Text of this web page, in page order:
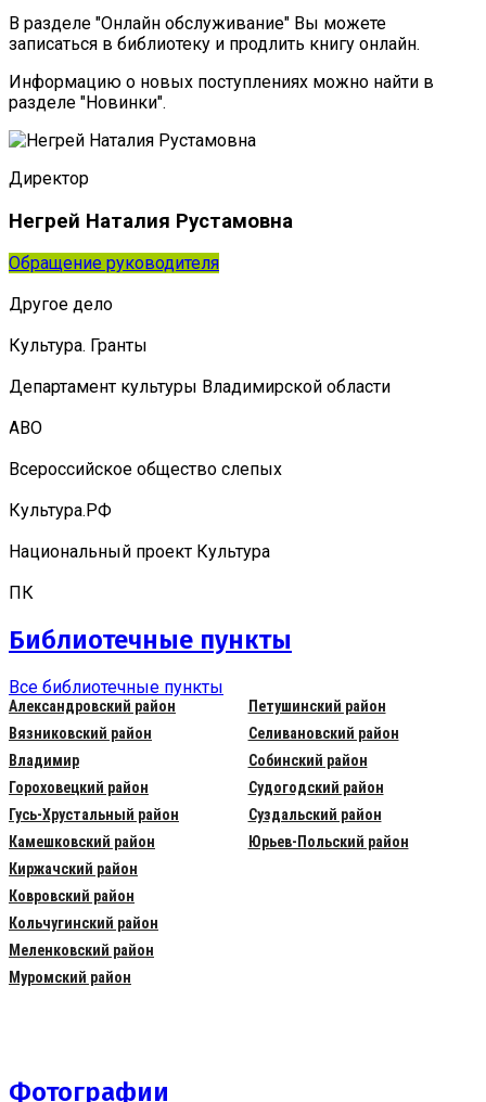
В разделе "Онлайн обслуживание" Вы можете
записаться в библиотеку и продлить книгу онлайн.
Информацию о новых поступлениях можно найти в
разделе "Новинки".
Директор
Негрей Наталия Рустамовна
Обращение руководителя
Другое дело
Культура. Гранты
Департамент культуры Владимирской области
АВО
Всероссийское общество слепых
Культура.РФ
Национальный проект Культура
ПК
Библиотечные пункты
Все библиотечные пункты
Александровский район
Вязниковский район
Владимир
Гороховецкий район
Гусь-Хрустальный район
Камешковский район
Киржачский район
Ковровский район
Кольчугинский район
Меленковский район
Муромский район
Петушинский район
Селивановский район
Собинский район
Судогодский район
Суздальский район
Юрьев-Польский район
Фотографии